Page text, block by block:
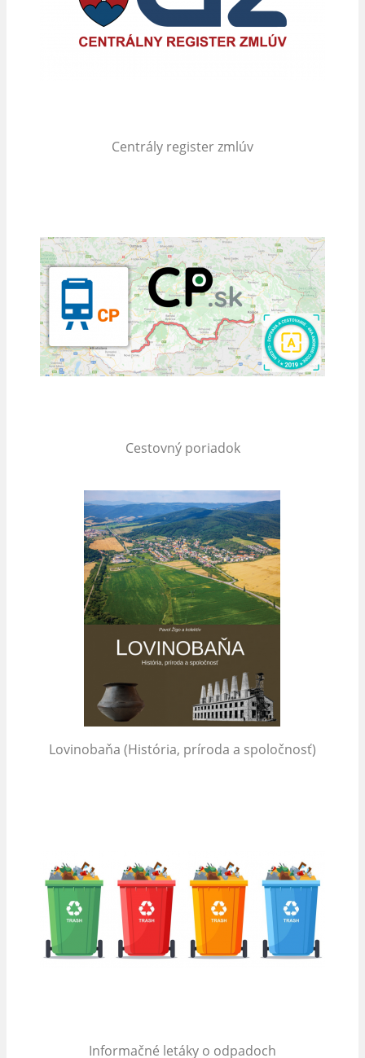
Centrály register zmlúv
Cestovný poriadok
Lovinobaňa (História, príroda a spoločnosť)
Informačné letáky o odpadoch